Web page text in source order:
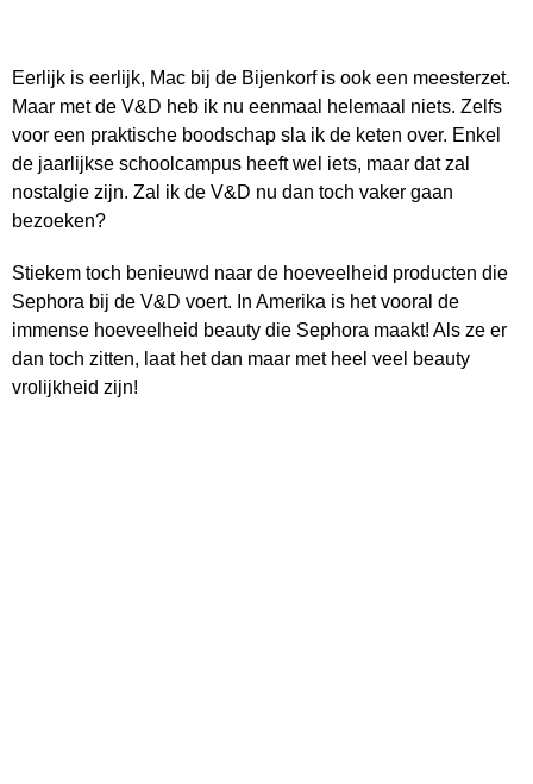
Eerlijk is eerlijk, Mac bij de Bijenkorf is ook een meesterzet.
Maar met de V&D heb ik nu eenmaal helemaal niets. Zelfs
voor een praktische boodschap sla ik de keten over. Enkel
de jaarlijkse schoolcampus heeft wel iets, maar dat zal
nostalgie zijn. Zal ik de V&D nu dan toch vaker gaan
bezoeken?
Stiekem toch benieuwd naar de hoeveelheid producten die
Sephora bij de V&D voert. In Amerika is het vooral de
immense hoeveelheid beauty die Sephora maakt! Als ze er
dan toch zitten, laat het dan maar met heel veel beauty
vrolijkheid zijn!